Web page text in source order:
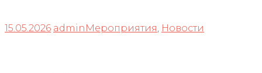
15.05.2026 admin Мероприятия Новости